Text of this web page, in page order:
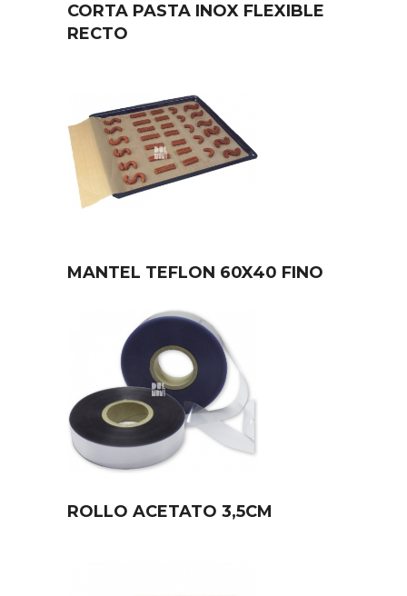
CORTA PASTA INOX FLEXIBLE
RECTO
MANTEL TEFLON 60X40 FINO
ROLLO ACETATO 3,5CM